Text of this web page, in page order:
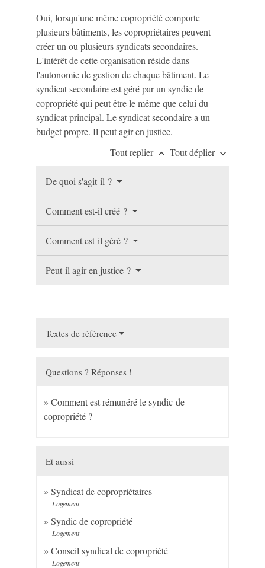
Oui, lorsqu'une même copropriété comporte
plusieurs bâtiments, les copropriétaires peuvent
créer un ou plusieurs syndicats secondaires.
L'intérêt de cette organisation réside dans
l'autonomie de gestion de chaque bâtiment. Le
syndicat secondaire est géré par un syndic de
copropriété qui peut être le même que celui du
syndicat principal. Le syndicat secondaire a un
budget propre. Il peut agir en justice.
Tout replier keyboard_arrow_up Tout déplier keyboard_arrow_down
De quoi s'agit-il ?
Comment est-il créé ?
Comment est-il géré ?
Peut-il agir en justice ?
Textes de référence
Questions ? Réponses !
Comment est rémunéré le syndic de
copropriété ?
Et aussi
Syndicat de copropriétaires
Logement
Syndic de copropriété
Logement
Conseil syndical de copropriété
Logement